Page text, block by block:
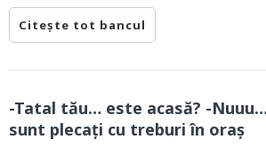
Citește tot bancul
-Tatal tău… este acasă? -
sunt plecați cu treburi în oraș